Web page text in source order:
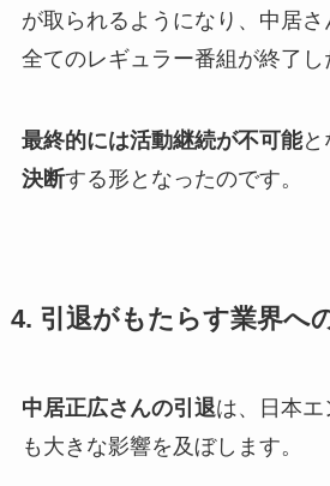
が取られるようになり、中居
全てのレギュラー番組が終了し
最終的には活動継続が不可能と
決断する形となったのです。
4. 引退がもたらす業界へ
中居正広さんの引退は、日本
も大きな影響を及ぼします。